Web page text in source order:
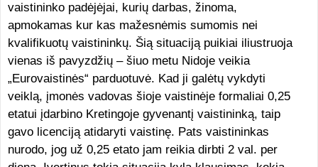
vaistininko padėjėjai, kurių darbas, žinoma,
apmokamas kur kas mažesnėmis sumomis nei
kvalifikuotų vaistininkų. Šią situaciją puikiai iliustruoja
vienas iš pavyzdžių – šiuo metu Nidoje veikia
„Eurovaistinės“ parduotuvė. Kad ji galėtų vykdyti
veiklą, įmonės vadovas šioje vaistinėje formaliai 0,25
etatui įdarbino Kretingoje gyvenantį vaistininką, taip
gavo licenciją atidaryti vaistinę. Pats vaistininkas
nurodo, jog už 0,25 etato jam reikia dirbti 2 val. per